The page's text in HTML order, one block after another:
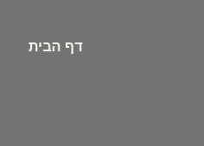
דף הבית